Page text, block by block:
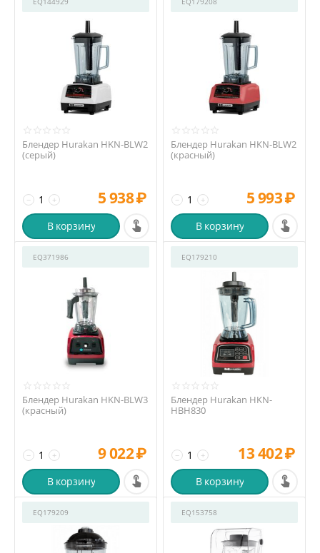
Блендер Hurakan HKN-BLW2
(серый)
+
− 5 938₽
В корзину
Блендер Hurakan HKN-BLW2
(красный)
+
− 5 993₽
В корзину
EQ371986
Блендер Hurakan HKN-BLW3
(красный)
+
− 9 022₽
В корзину
EQ179210
Блендер Hurakan HKN-
HBH830
+
− 13 402₽
В корзину
EQ179209 EQ153758